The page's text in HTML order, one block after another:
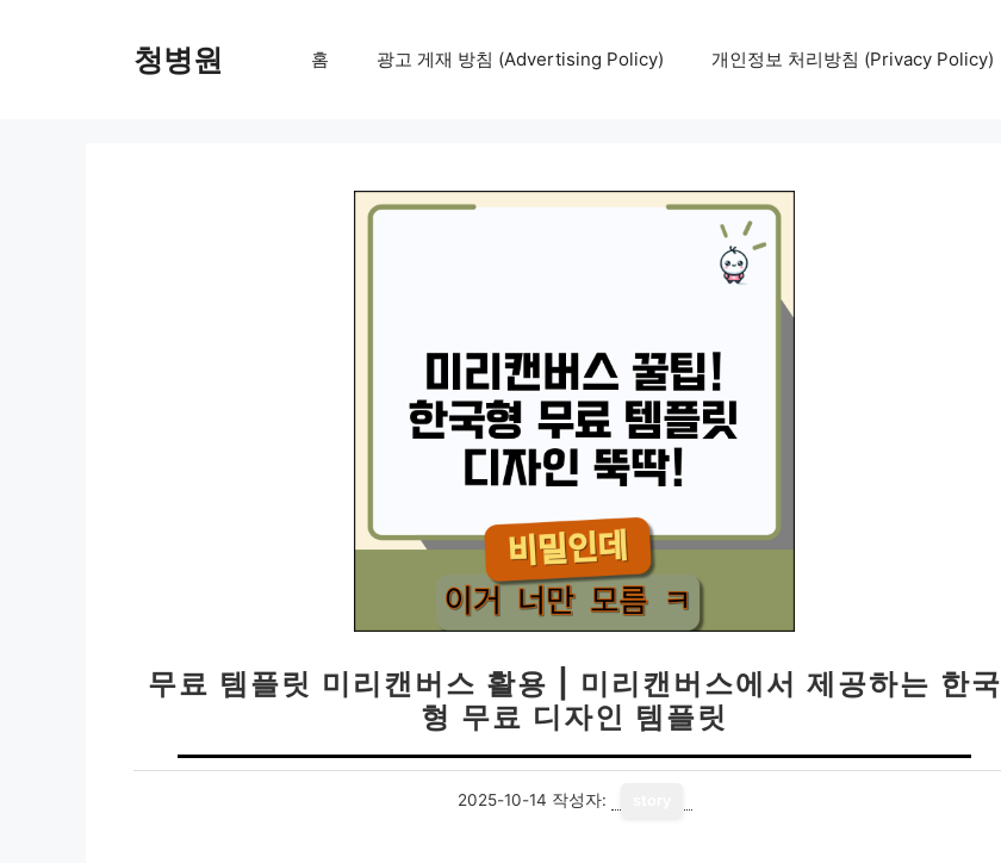
청병원 홈 광고 게재 방침 (Advertising Policy) 개인정보 처리방침 (Privacy Policy)
무료 템플릿 미리캔버스 활용 | 미리캔버스에서 제공하는 한국
형 무료 디자인 템플릿
2025-10-14 작성자: